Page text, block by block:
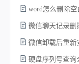
微信聊天记录删
硬盘序列号查询